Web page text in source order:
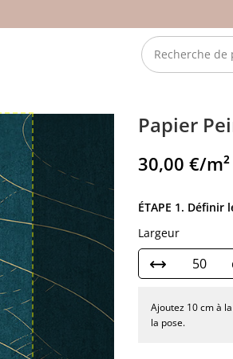
Papier
30,00 €/m²
ÉTAPE 1. Définir
Largeur
Ajoutez 10 cm à
la pose.